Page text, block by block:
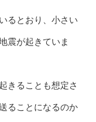
るとおり、小さい
震が起きていま
きることも想定さ
ることになるのか